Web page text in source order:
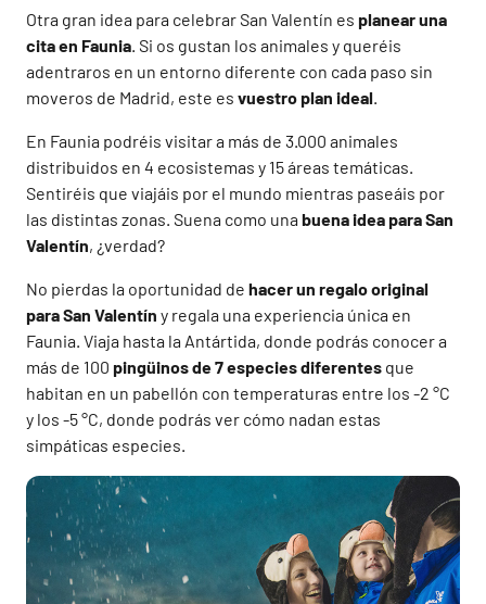
Otra gran idea para celebrar San Valentín es planear una
cita en Faunia. Si os gustan los animales y queréis
adentraros en un entorno diferente con cada paso sin
moveros de Madrid, este es vuestro plan ideal.
En Faunia podréis visitar a más de 3.000 animales
distribuidos en 4 ecosistemas y 15 áreas temáticas.
Sentiréis que viajáis por el mundo mientras paseáis por
las distintas zonas. Suena como unabuena idea para San
Valentín, ¿verdad?
No pierdas la oportunidad de hacer un regalo original
para San Valentín y regala una experiencia única en
Faunia. Viaja hasta la Antártida, donde podrás conocer a
más de 100 pingüinos de 7 especies diferentes que
habitan en un pabellón con temperaturas entre los -2 °C
y los -5 °C, donde podrás ver cómo nadan estas
simpáticas especies.